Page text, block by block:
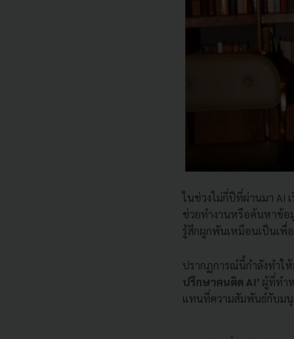
ในช่วงไม่กี่ปีที่ผ่านมา AI
ช่วยทำงานหรือค้นหาข้อ
รู้สึกผูกพันเหมือนเป็นเพื่
ปรากฏการณ์นี้กำลังทำใ
ปรึกษาคนติด AI’ ผู้ที่ทำ
แทนที่ความสัมพันธ์กับมนุ